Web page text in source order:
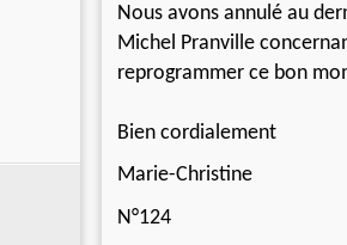
Nous avons annulé au
Michel Pranville
reprogrammer ce bon
Bien cordialement
Marie-Christine
N°124